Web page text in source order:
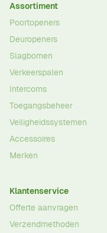
Assortiment
Poortopeners
Deuropeners
Slagbomen
Verkeerspalen
Intercoms
Toegangsbeheer
Veiligheidssystemen
Accessoires
Merken
Klantenservice
Offerte aanvragen
Verzendmethoden